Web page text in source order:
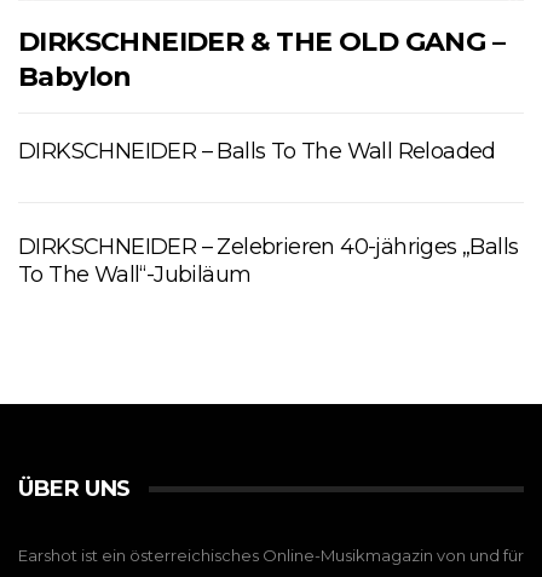
DIRKSCHNEIDER & THE OLD GANG –
Babylon
DIRKSCHNEIDER – Balls To The Wall Reloaded
DIRKSCHNEIDER – Zelebrieren 40-jähriges „Balls
To The Wall“-Jubiläum
ÜBER UNS
Earshot ist ein österreichisches Online-Musikmagazin von und für